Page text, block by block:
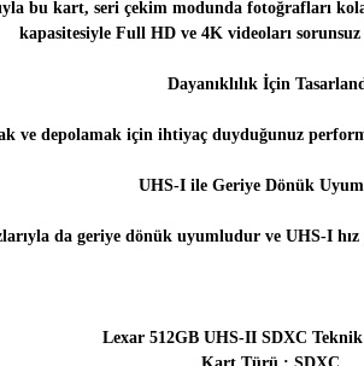
bu kart, seri çekim modunda fotoğrafları
kapasitesiyle Full HD ve 4K videoları
Dayanıklılık İçin
depolamak için ihtiyaç duyduğunuz
UHS-I ile Geriye Dönük
da geriye dönük uyumludur ve UHS-I
Lexar 512GB UHS-II SDXC